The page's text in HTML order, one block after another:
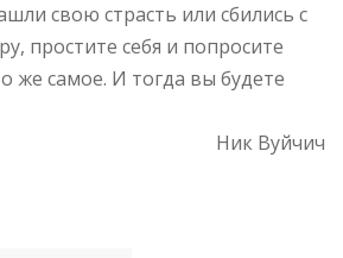
свою страсть или сбились с
простите себя и попросите
же самое. И тогда вы будете
Ник Вуйчич